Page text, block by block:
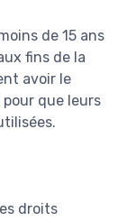
de 15 ans
fins de la
avoir le
que leurs
droits